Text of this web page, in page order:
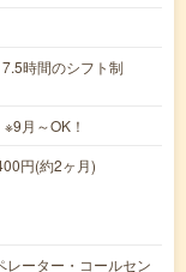
時間のシフト制
月～OK！
円(約2ヶ月)
レーター・コールセン